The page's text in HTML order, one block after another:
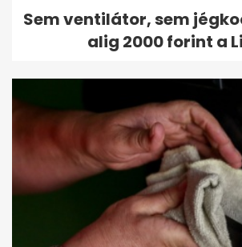
Sem ventilátor, sem
alig 2000 forint a